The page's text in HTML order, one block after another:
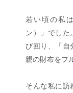
若い頃の私
ン）」でし
び回り、「自
親の財布をフ
そんな私に訪